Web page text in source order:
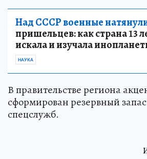
Над СССР военные
пришельцев: как страна 13
искала и изучала
НАУКА
В правительстве региона
сформирован резервный
спецслужб.